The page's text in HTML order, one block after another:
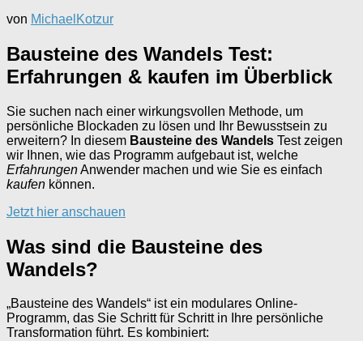
von MichaelKotzur
Bausteine des Wandels Test:
Erfahrungen & kaufen im Überblick
Sie suchen nach einer wirkungsvollen Methode, um
persönliche Blockaden zu lösen und Ihr Bewusstsein zu
erweitern? In diesem Bausteine des Wandels Test zeigen
wir Ihnen, wie das Programm aufgebaut ist, welche
ErfahrungenAnwender machen und wie Sie es einfach
kaufen können.
Jetzt hier anschauen
Was sind die Bausteine des
Wandels?
„Bausteine des Wandels“ ist ein modulares Online-
Programm, das Sie Schritt für Schritt in Ihre persönliche
Transformation führt. Es kombiniert: